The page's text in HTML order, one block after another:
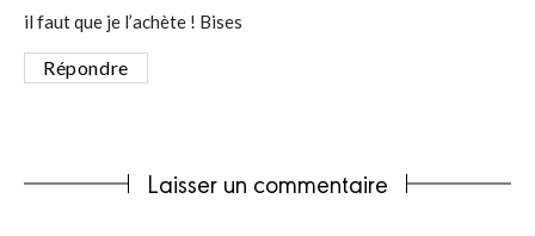
il faut que je l’achète ! Bises
Répondre
Laisser un commentaire